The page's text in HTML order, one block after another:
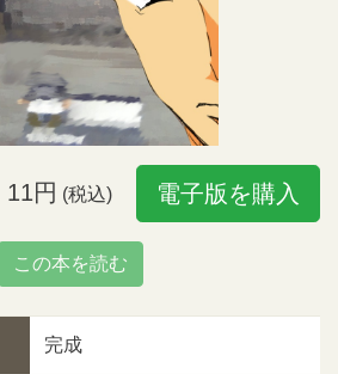
11円 (税込) 電子版を購入
この本を読む
完成